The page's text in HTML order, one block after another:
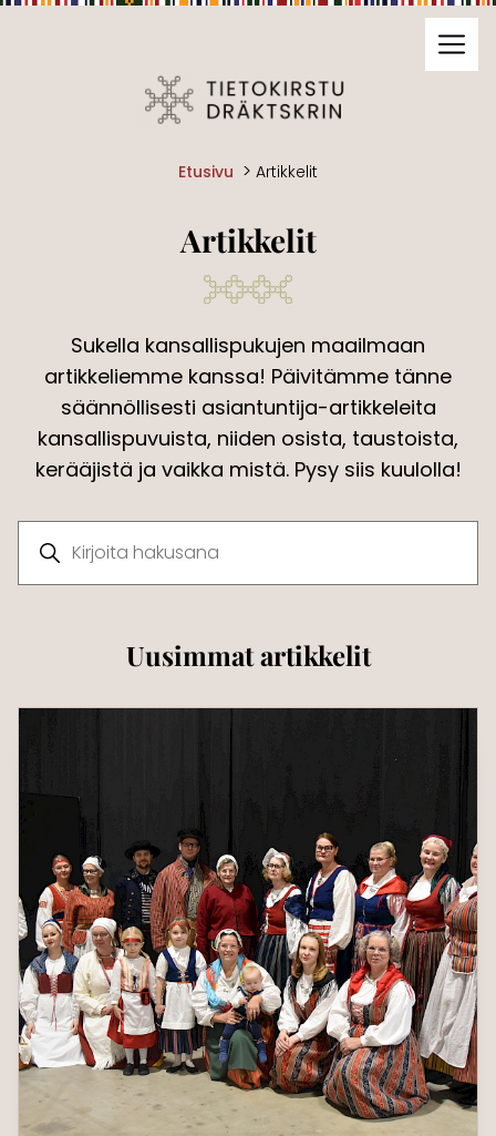
Etusivu > Artikkelit
Artikkelit
Sukella kansallispukujen maailmaan
artikkeliemme kanssa! Päivitämme tänne
säännöllisesti asiantuntija-artikkeleita
kansallispuvuista, niiden osista, taustoista,
kerääjistä ja vaikka mistä. Pysy siis kuulolla!
Uusimmat artikkelit